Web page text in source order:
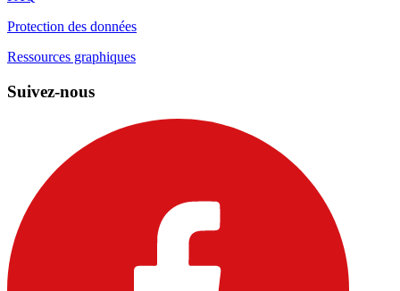
Protection des données
Ressources graphiques
Suivez-nous